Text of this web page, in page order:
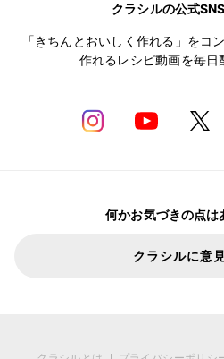
クラシルの公式
「きちんとおいしく作れる」をコ
作れるレシピ動画を毎日
何かお気づきの点は
クラシルに意